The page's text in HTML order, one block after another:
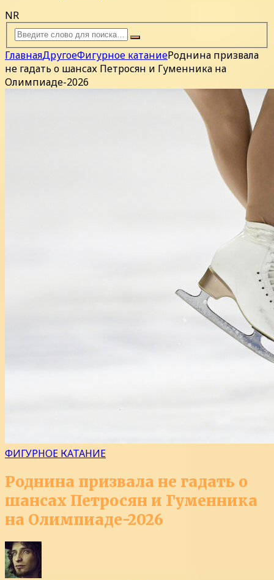
NR
ГлавнаяДругоеФигурное катаниеРоднина призвала
не гадать о шансах Петросян и Гуменника на
Олимпиаде-2026
ФИГУРНОЕ КАТАНИЕ
Роднина призвала не гадать о
шансах Петросян и Гуменника
на Олимпиаде-2026